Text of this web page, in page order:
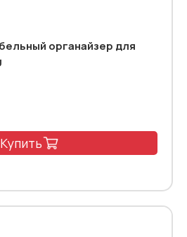
органайзер для
Купить